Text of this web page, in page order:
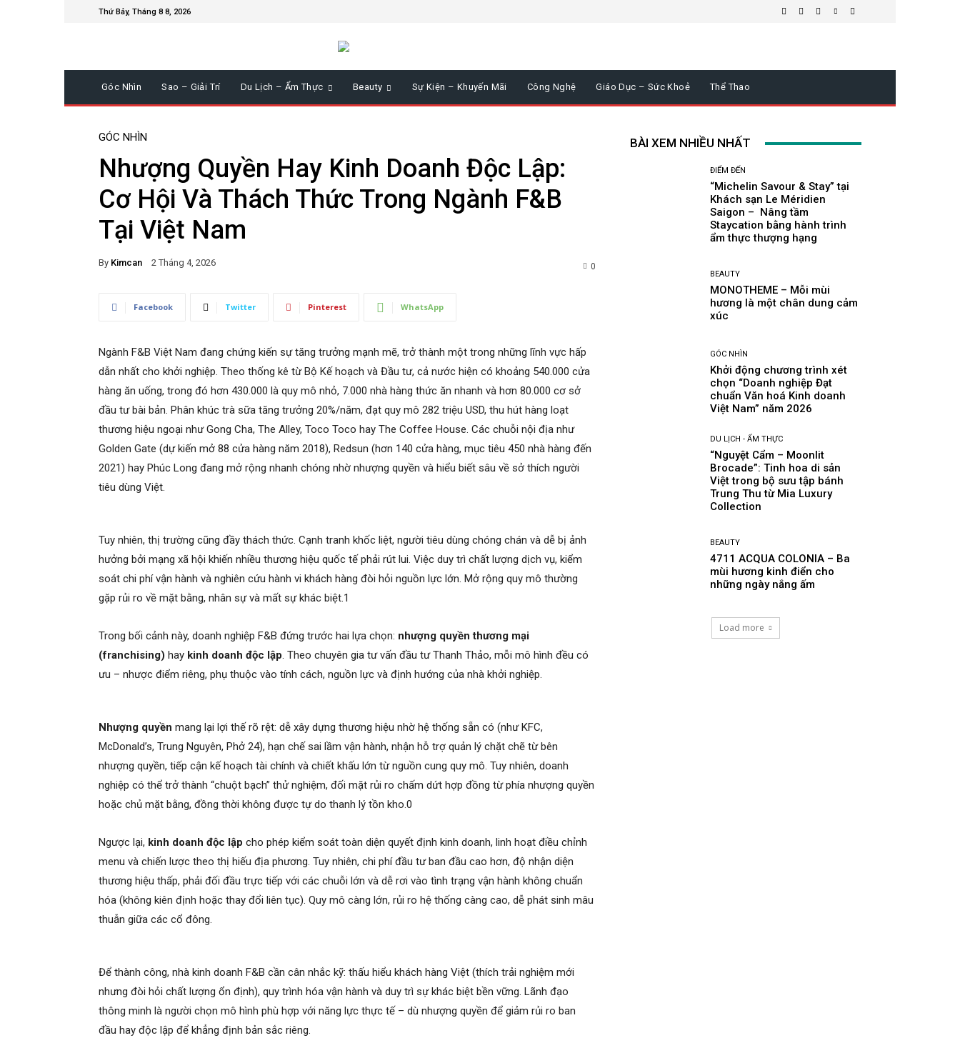
Thứ Bảy, Tháng 8 8, 2026
Góc Nhìn Sao – Giải Trí Du Lịch – Ẩm Thực Beauty Sự Kiện – Khuyến Mãi Công Nghệ Giáo Dục – Sức Khoẻ Thể Thao
GÓC NHÌN
Nhượng Quyền Hay Kinh Doanh Độc Lập:
Cơ Hội Và Thách Thức Trong Ngành F&B
Tại Việt Nam
By Kimcan 2 Tháng 4, 2026 0
Facebook Twitter Pinterest WhatsApp
Ngành F&B Việt Nam đang chứng kiến sự tăng trưởng mạnh mẽ, trở thành một trong những lĩnh vực hấp
dẫn nhất cho khởi nghiệp. Theo thống kê từ Bộ Kế hoạch và Đầu tư, cả nước hiện có khoảng 540.000 cửa
hàng ăn uống, trong đó hơn 430.000 là quy mô nhỏ, 7.000 nhà hàng thức ăn nhanh và hơn 80.000 cơ sở
đầu tư bài bản. Phân khúc trà sữa tăng trưởng 20%/năm, đạt quy mô 282 triệu USD, thu hút hàng loạt
thương hiệu ngoại như Gong Cha, The Alley, Toco Toco hay The Coffee House. Các chuỗi nội địa như
Golden Gate (dự kiến mở 88 cửa hàng năm 2018), Redsun (hơn 140 cửa hàng, mục tiêu 450 nhà hàng đến
2021) hay Phúc Long đang mở rộng nhanh chóng nhờ nhượng quyền và hiểu biết sâu về sở thích người
tiêu dùng Việt.
Tuy nhiên, thị trường cũng đầy thách thức. Cạnh tranh khốc liệt, người tiêu dùng chóng chán và dễ bị ảnh
hưởng bởi mạng xã hội khiến nhiều thương hiệu quốc tế phải rút lui. Việc duy trì chất lượng dịch vụ, kiểm
soát chi phí vận hành và nghiên cứu hành vi khách hàng đòi hỏi nguồn lực lớn. Mở rộng quy mô thường
gặp rủi ro về mặt bằng, nhân sự và mất sự khác biệt.1
Trong bối cảnh này, doanh nghiệp F&B đứng trước hai lựa chọn: nhượng quyền thương mại
(franchising) hay kinh doanh độc lập. Theo chuyên gia tư vấn đầu tư Thanh Thảo, mỗi mô hình đều có
ưu – nhược điểm riêng, phụ thuộc vào tính cách, nguồn lực và định hướng của nhà khởi nghiệp.
Nhượng quyền mang lại lợi thế rõ rệt: dễ xây dựng thương hiệu nhờ hệ thống sẵn có (như KFC,
McDonald’s, Trung Nguyên, Phở 24), hạn chế sai lầm vận hành, nhận hỗ trợ quản lý chặt chẽ từ bên
nhượng quyền, tiếp cận kế hoạch tài chính và chiết khấu lớn từ nguồn cung quy mô. Tuy nhiên, doanh
nghiệp có thể trở thành “chuột bạch” thử nghiệm, đối mặt rủi ro chấm dứt hợp đồng từ phía nhượng quyền
hoặc chủ mặt bằng, đồng thời không được tự do thanh lý tồn kho.0
Ngược lại, kinh doanh độc lập cho phép kiểm soát toàn diện quyết định kinh doanh, linh hoạt điều chỉnh
menu và chiến lược theo thị hiếu địa phương. Tuy nhiên, chi phí đầu tư ban đầu cao hơn, độ nhận diện
thương hiệu thấp, phải đối đầu trực tiếp với các chuỗi lớn và dễ rơi vào tình trạng vận hành không chuẩn
hóa (không kiên định hoặc thay đổi liên tục). Quy mô càng lớn, rủi ro hệ thống càng cao, dễ phát sinh mâu
thuẫn giữa các cổ đông.
Để thành công, nhà kinh doanh F&B cần cân nhắc kỹ: thấu hiểu khách hàng Việt (thích trải nghiệm mới
nhưng đòi hỏi chất lượng ổn định), quy trình hóa vận hành và duy trì sự khác biệt bền vững. Lãnh đạo
thông minh là người chọn mô hình phù hợp với năng lực thực tế – dù nhượng quyền để giảm rủi ro ban
đầu hay độc lập để khẳng định bản sắc riêng.
BÀI XEM NHIỀU NHẤT
ĐIỂM ĐẾN
“Michelin Savour & Stay” tại
Khách sạn Le Méridien
Saigon – Nâng tầm
Staycation bằng hành trình
ẩm thực thượng hạng
BEAUTY
MONOTHEME – Mỗi mùi
hương là một chân dung cảm
xúc
GÓC NHÌN
Khởi động chương trình xét
chọn “Doanh nghiệp Đạt
chuẩn Văn hoá Kinh doanh
Việt Nam” năm 2026
DU LỊCH - ẨM THỰC
“Nguyệt Cẩm – Moonlit
Brocade”: Tinh hoa di sản
Việt trong bộ sưu tập bánh
Trung Thu từ Mia Luxury
Collection
BEAUTY
4711 ACQUA COLONIA – Ba
mùi hương kinh điển cho
những ngày nắng ấm
Load more